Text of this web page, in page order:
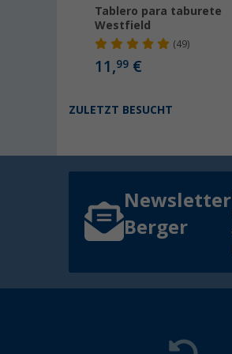
Tablero para taburete
Westfield
(49)
11,99 €
ZULETZT BESUCHT
Newsletter
Berger